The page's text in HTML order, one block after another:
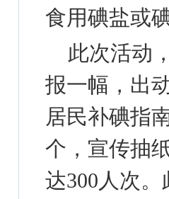
食用碘盐或
此次活动
报一幅，出
居民补碘指
个，宣传抽
达300人次